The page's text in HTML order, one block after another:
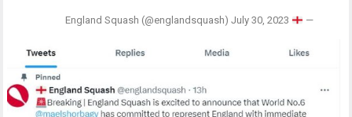
—
July 30, 2023